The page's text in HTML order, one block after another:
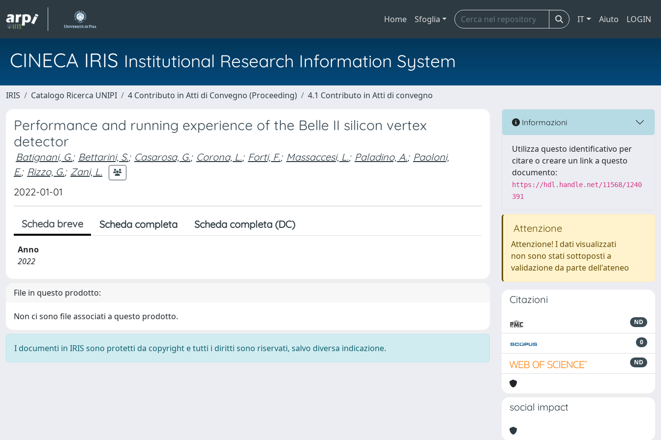
Home Sfoglia IT Aiuto LOGIN
CINECA IRIS Institutional Research Information System
IRIS Catalogo Ricerca UNIPI 4 Contributo in Atti di Convegno (Proceeding) 4.1 Contributo in Atti di convegno
Performance and running experience of the Belle II silicon vertex
detector
Batignani, G.; Bettarini, S.; Casarosa, G.; Corona, L.; Forti, F.; Massaccesi, L.; Paladino, A.; Paoloni,
E.; Rizzo, G.; Zani, L.
2022-01-01
Scheda breve Scheda completa Scheda completa (DC)
Anno
2022
File in questo prodotto:
Non ci sono file associati a questo prodotto.
I documenti in IRIS sono protetti da copyright e tutti i diritti sono riservati, salvo diversa indicazione.
Informazioni
Utilizza questo identificativo per
citare o creare un link a questo
documento:
https://hdl.handle.net/11568/1240
391
Attenzione
Attenzione! I dati visualizzati
non sono stati sottoposti a
validazione da parte dell'ateneo
Citazioni
ND
0
ND
social impact